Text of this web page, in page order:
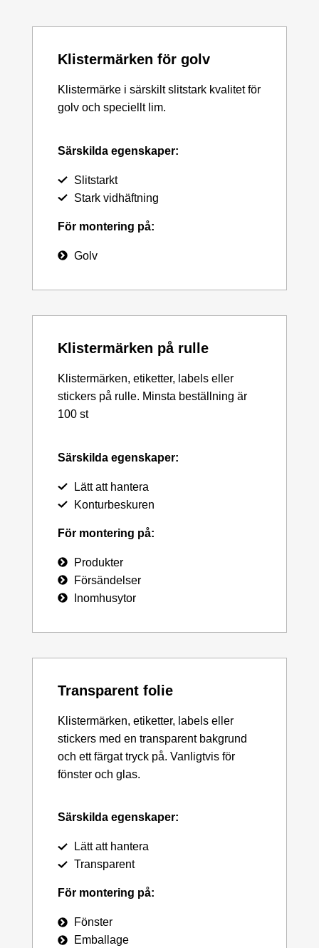
Klistermärken för golv
Klistermärke i särskilt slitstark kvalitet för
golv och speciellt lim.
Särskilda egenskaper:
Slitstarkt
Stark vidhäftning
För montering på:
Golv
Klistermärken på rulle
Klistermärken, etiketter, labels eller
stickers på rulle. Minsta beställning är
100 st
Särskilda egenskaper:
Lätt att hantera
Konturbeskuren
För montering på:
Produkter
Försändelser
Inomhusytor
Transparent folie
Klistermärken, etiketter, labels eller
stickers med en transparent bakgrund
och ett färgat tryck på. Vanligtvis för
fönster och glas.
Särskilda egenskaper:
Lätt att hantera
Transparent
För montering på:
Fönster
Emballage